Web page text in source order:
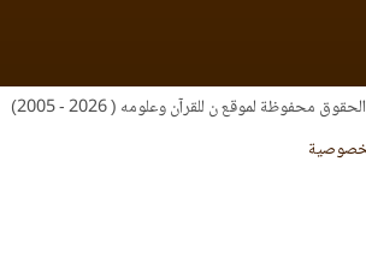
محفوظة لموقع ن للقرآن وعلومه ( 2026 - 2005)